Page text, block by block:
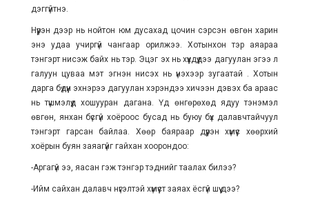
дэггүйтнэ.
Нүүрэн дээр нь нойтон юм дусахад цочин сэрсэн өвгөн харин
энэ удаа учиргүй чангаар орилжээ. Хотынхон тэр аяараа
тэнгэрт нисэж байх нь тэр. Эцэг эх нь хүүхдүүдээ дагуулан эгээ л
галуун цуваа мэт эгнэн нисэх нь үнэхээр зугаатай . Хотын
дарга бүдүүн эхнэрээ дагуулан хэрэндээ хичээн дэвэх ба араас
нь түшмэлүүд хошууран дагана. Үд өнгөрөхөд ядуу тэнэмэл
өвгөн, янхан бүсгүй хоёроос бусад нь буюу бүх далавчтайчуул
тэнгэрт гарсан байлаа. Хөөр баяраар дүүрэн хүмүүс хөөрхий
хоёрын буян заяагүйг гайхан хоорондоо:
-Аргагүй ээ, яасан гэж тэнгэр тэднийг таалах билээ?
-Ийм сайхан далавч нүгэлтэй хүмүүст заяах ёсгүй шүү дээ?